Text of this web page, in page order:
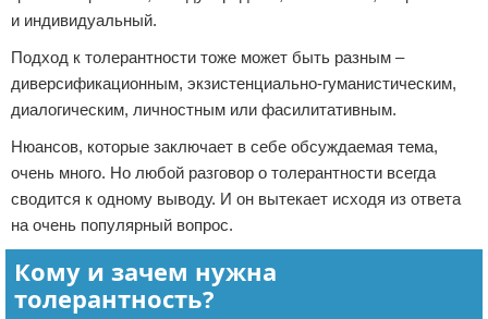
и индивидуальный.
Подход к толерантности тоже может быть разным –
диверсификационным, экзистенциально-гуманистическим,
диалогическим, личностным или фасилитативным.
Нюансов, которые заключает в себе обсуждаемая тема,
очень много. Но любой разговор о толерантности всегда
сводится к одному выводу. И он вытекает исходя из ответа
на очень популярный вопрос.
Кому и зачем нужна
толерантность?